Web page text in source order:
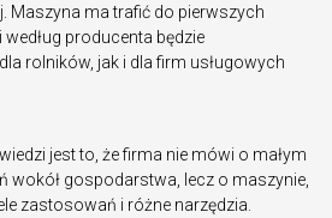
Maszyna ma trafić do pierwszych
producenta będzie
rolników, jak i dla firm usługowych
jest to, że firma nie mówi o małym
wokół gospodarstwa, lecz o maszynie,
zastosowań i różne narzędzia.